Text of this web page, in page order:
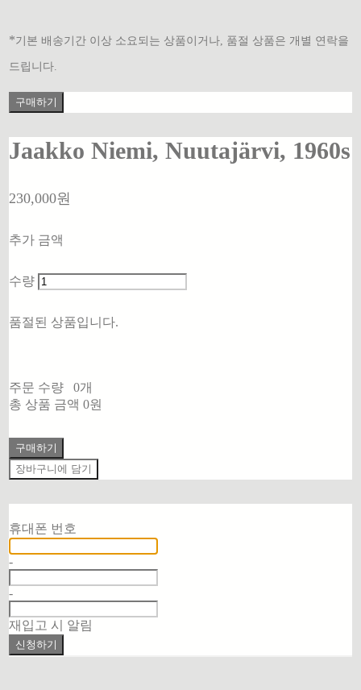
*기본 배송기간 이상 소요되는 상품이거나, 품절 상품은 개별 연락을
드립니다.
구매하기
Jaakko Niemi, Nuutajärvi, 1960s
230,000원
추가 금액
수량
품절된 상품입니다.
주문 수량
0개
총 상품 금액 0원
구매하기
장바구니에 담기
휴대폰 번호
-
-
재입고 시 알림
신청하기